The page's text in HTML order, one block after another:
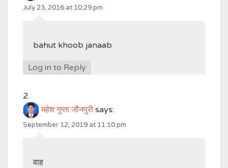
July 23, 2016 at 10:29 pm
bahut khoob janaab
Log in to Reply
महेश गुप्ता जौनपुरी says:
September 12, 2019 at 11:10 pm
वाह